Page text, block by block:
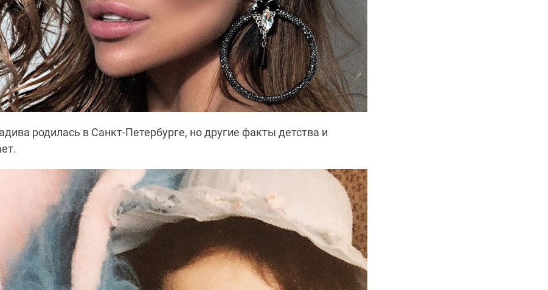
родилась в Санкт-Петербурге, но другие факты детства и